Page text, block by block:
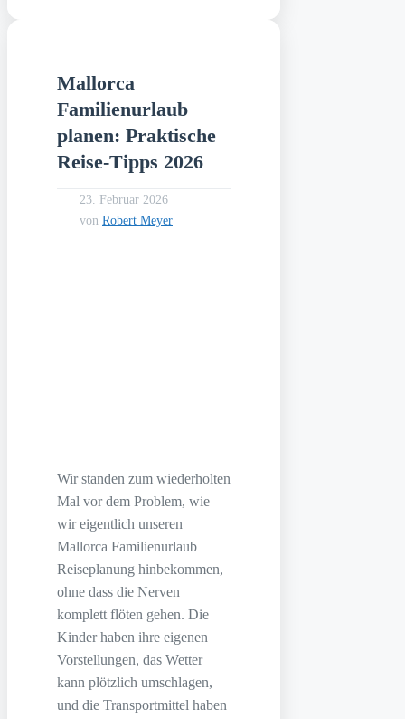
Mallorca
Familienurlaub
planen: Praktische
Reise-Tipps 2026
23. Februar 2026
von Robert Meyer
Wir standen zum wiederholten
Mal vor dem Problem, wie
wir eigentlich unseren
Mallorca Familienurlaub
Reiseplanung hinbekommen,
ohne dass die Nerven
komplett flöten gehen. Die
Kinder haben ihre eigenen
Vorstellungen, das Wetter
kann plötzlich umschlagen,
und die Transportmittel haben